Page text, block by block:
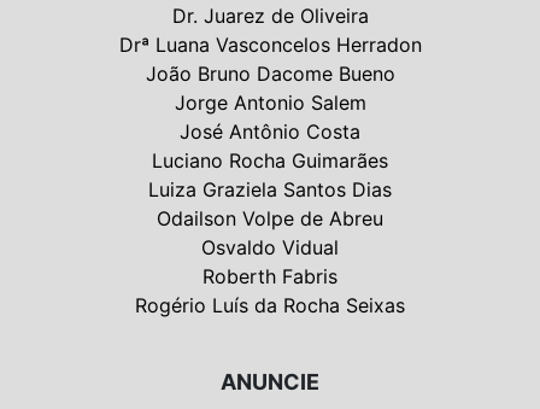
Dr. Juarez de Oliveira
Drª Luana Vasconcelos Herradon
João Bruno Dacome Bueno
Jorge Antonio Salem
José Antônio Costa
Luciano Rocha Guimarães
Luiza Graziela Santos Dias
Odailson Volpe de Abreu
Osvaldo Vidual
Roberth Fabris
Rogério Luís da Rocha Seixas
ANUNCIE